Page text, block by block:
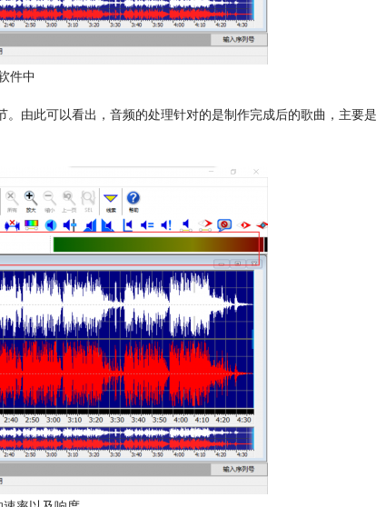
件中
由此可以看出，音频的处理针对的是制作完成后的歌曲，主要是